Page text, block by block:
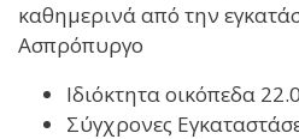
καθημερινά από την
Ασπρόπυργο
Ιδιόκτητα οικόπεδα
Σύγχρονες